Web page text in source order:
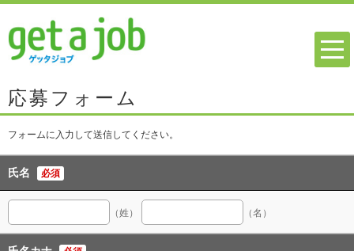
応募フォーム
フォームに入力して送信してください。
氏名 必須
（姓） （名）